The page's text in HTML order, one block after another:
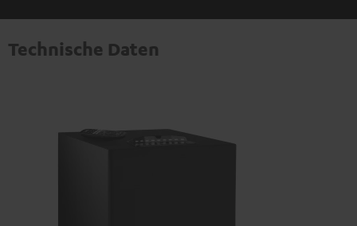
Technische Daten